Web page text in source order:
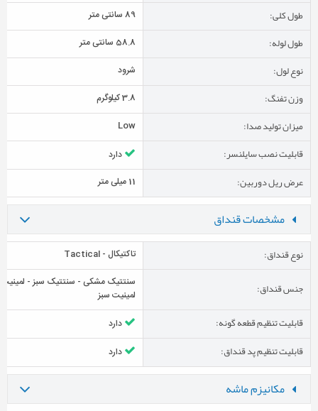
طول کلی: 89 سانتی متر
طول لوله: 58.8 سانتی متر
نوع لول: شرود
وزن تفنگ: 3.8 کیلوگرم
میزان تولید صدا: Low
قابلیت نصب سایلنسر: دارد
عرض ریل دوربین: 11 میلی متر
مشخصات قنداق
نوع قنداق: تاکتیکال - Tactical
جنس قنداق:
سنتتیک مشکی - سنتتیک سبز -
لمینیت سبز
قابلیت تنظیم قطعه گونه: دارد
قابلیت تنظیم پد قنداق: دارد
مکانیزم ماشه